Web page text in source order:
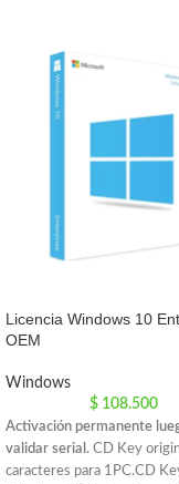
Licencia Windows 10
OEM
Windows
$ 108.500
Activación permanente
validar serial. CD Key
caracteres para 1PC.CD